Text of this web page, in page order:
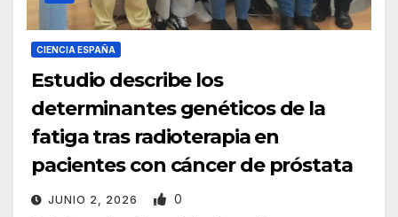
CIENCIA ESPAÑA
Estudio describe los
determinantes genéticos de la
fatiga tras radioterapia en
pacientes con cáncer de próstata
JUNIO 2, 2026 0